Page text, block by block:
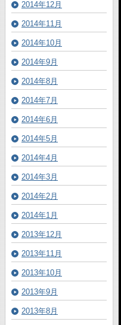
2014年12月
2014年11月
2014年10月
2014年9月
2014年8月
2014年7月
2014年6月
2014年5月
2014年4月
2014年3月
2014年2月
2014年1月
2013年12月
2013年11月
2013年10月
2013年9月
2013年8月